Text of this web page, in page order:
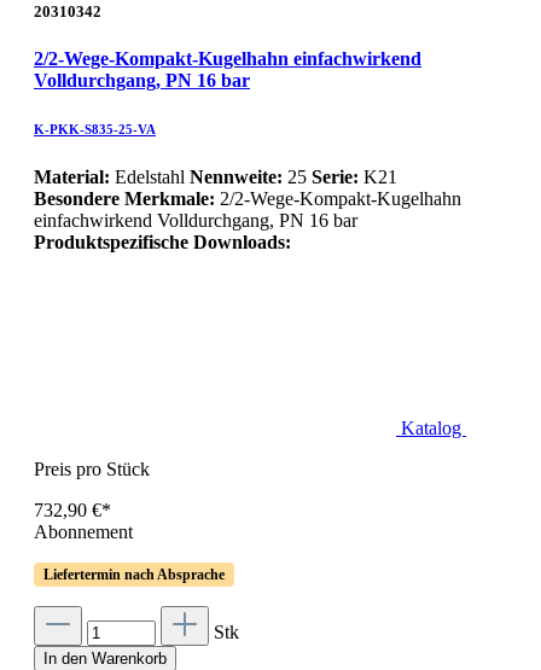
20310342
2/2-Wege-Kompakt-Kugelhahn einfachwirkend
Volldurchgang, PN 16 bar
K-PKK-S835-25-VA
Material: Edelstahl Nennweite: 25 Serie: K21
Besondere Merkmale: 2/2-Wege-Kompakt-Kugelhahn
einfachwirkend Volldurchgang, PN 16 bar
Produktspezifische Downloads:
Katalog
Preis pro Stück
732,90 €*
Abonnement
Liefertermin nach Absprache
Stk
In den Warenkorb